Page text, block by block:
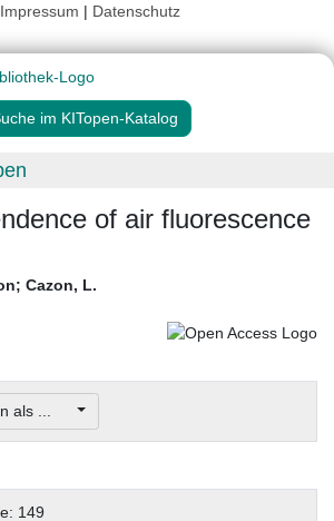
Impressum | Datenschutz
im KITopen-Katalog
of air fluorescence
; Cazon, L.
als ...
149